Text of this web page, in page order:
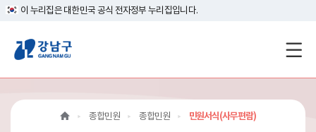
이 누리집은 대한민국 공식 전자정부 누리집입니다.
강
남
구
종합민원 종합민원 민원서식(사무편람)